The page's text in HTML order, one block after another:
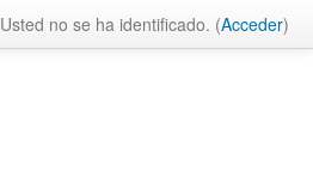
Usted no se ha identificado. (Acceder)